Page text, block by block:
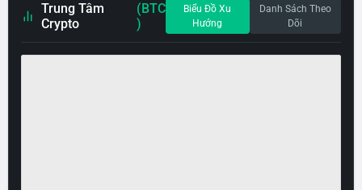
Trung Tâm
Crypto
(BTC
)
Biểu Đồ Xu
Hướng
Danh Sách Theo
Dõi